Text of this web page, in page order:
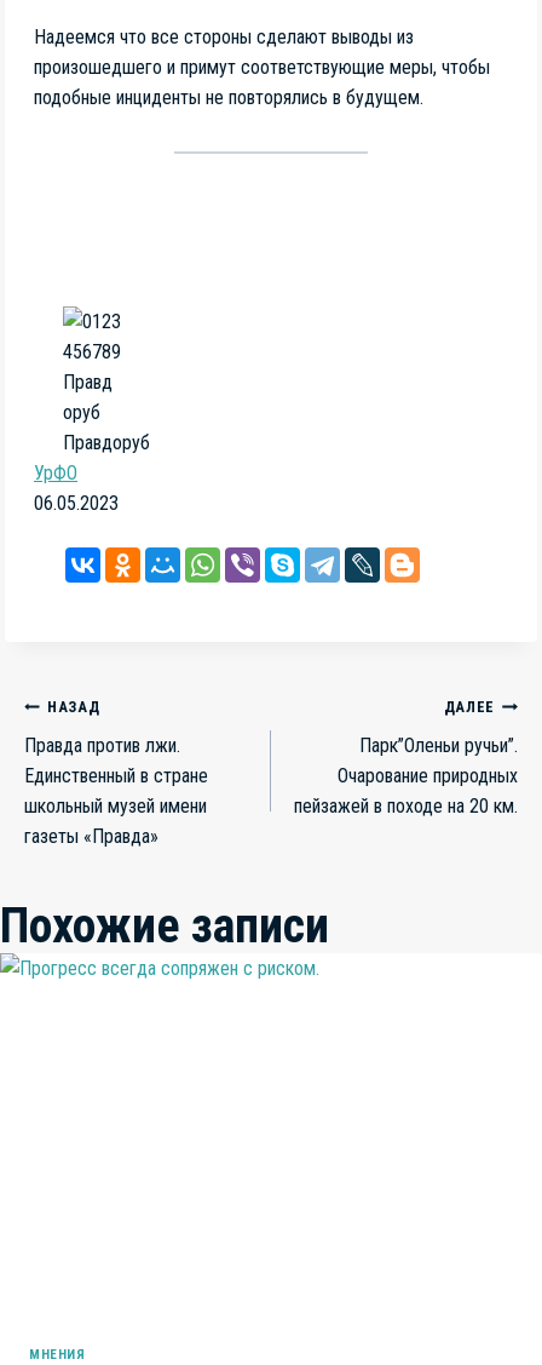
Надеемся что все стороны сделают выводы из
произошедшего и примут соответствующие меры, чтобы
подобные инциденты не повторялись в будущем.
Правдоруб
УрФО
06.05.2023
Навигация
по
записям
НАЗАД
Правда против лжи.
Единственный в стране
школьный музей имени
газеты «Правда»
ДАЛЕЕ
Парк”Оленьи ручьи”.
Очарование природных
пейзажей в походе на 20 км.
Похожие записи
МНЕНИЯ